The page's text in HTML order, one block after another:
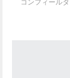
コンフィール